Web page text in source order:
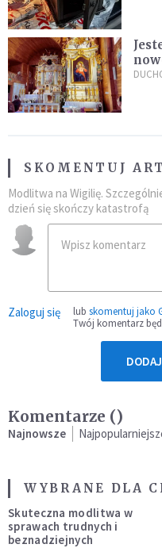
SKOMENTUJ
Modlitwa na Wigilię.
dzień się skończy katastrofą
Zaloguj się lub skomentuj jako
Twój komentarz
Komentarze ()
Najnowsze
WYBRANE DLA
Skuteczna modlitwa w
sprawach trudnych i
beznadziejnych